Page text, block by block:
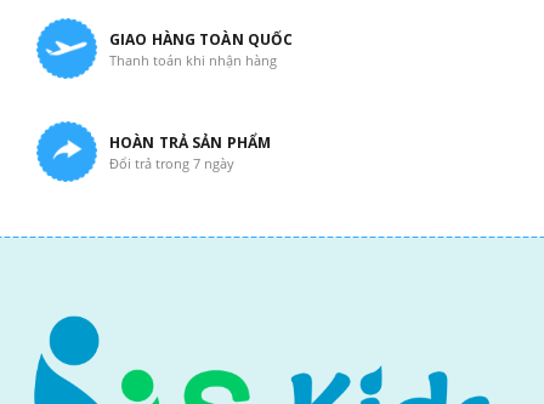
GIAO HÀNG TOÀN QUỐC
Thanh toán khi nhận hàng
HOÀN TRẢ SẢN PHẨM
Đổi trả trong 7 ngày